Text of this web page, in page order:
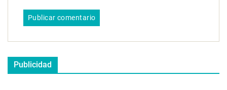
Publicidad